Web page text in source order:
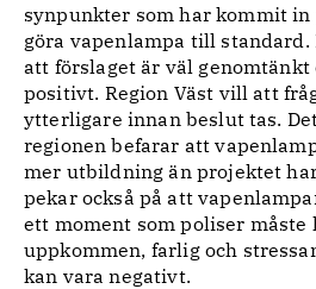
synpunkter som har kommit
göra vapenlampa till standard.
att förslaget är väl genomtänkt
positivt. Region Väst vill att
ytterligare innan beslut tas.
regionen befarar att
mer utbildning än projektet
pekar också på att
ett moment som poliser måste
uppkommen, farlig och
kan vara negativt.